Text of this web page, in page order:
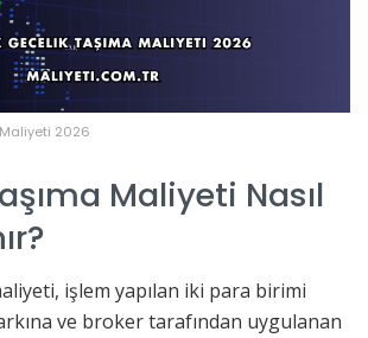
2026
Maliyeti Nasıl
işlem yapılan iki para birimi
ve broker tarafından uygulanan